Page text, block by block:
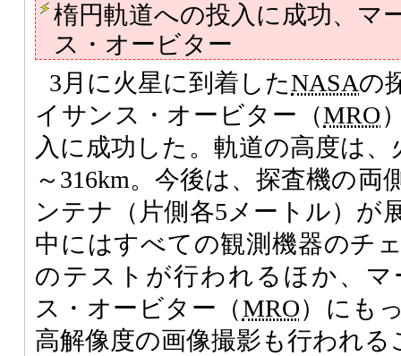
楕円軌道への投入に成功、マ
ス・オービター
3月に火星に到着したNASAの
イサンス・オービター（MRO
入に成功した。軌道の高度は、
～316km。今後は、探査機の両
ンテナ（片側各5メートル）が
中にはすべての観測機器のチ
のテストが行われるほか、
ス・オービター（MRO）にも
高解像度の画像撮影も行われ